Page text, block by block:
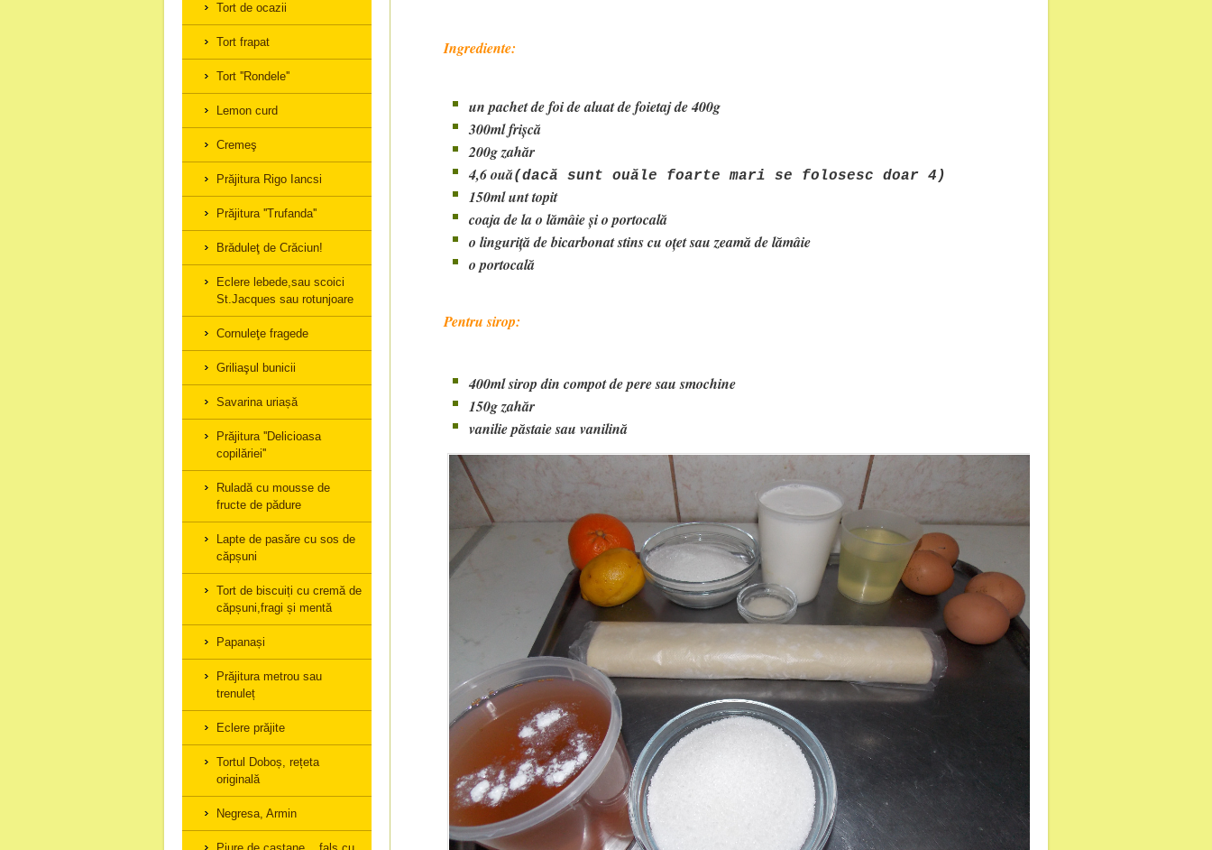
Ingrediente:
un pachet de foi de aluat de foietaj de 400g
300ml frișcă
200g zahăr
4,6 ouă(dacă sunt ouăle foarte mari se folosesc doar 4)
150ml unt topit
coaja de la o lămâie și o portocală
o linguriță de bicarbonat stins cu oțet sau zeamă de lămâie
o portocală
Pentru sirop:
400ml sirop din compot de pere sau smochine
150g zahăr
vanilie păstaie sau vanilină
Tort de ocazii
Tort frapat
Tort ''Rondele''
Lemon curd
Cremeş
Prăjitura Rigo Iancsi
Prăjitura ''Trufanda''
Brăduleţ de Crăciun!
Eclere lebede,sau scoici
St.Jacques sau rotunjoare
Cornuleţe fragede
Griliaşul bunicii
Savarina uriașă
Prăjitura ''Delicioasa
copilăriei''
Ruladă cu mousse de
fructe de pădure
Lapte de pasăre cu sos de
căpșuni
Tort de biscuiți cu cremă de
căpșuni,fragi și mentă
Papanași
Prăjitura metrou sau
trenuleț
Eclere prăjite
Tortul Doboș, rețeta
originală
Negresa, Armin